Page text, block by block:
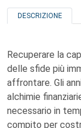
DESCRIZIONE
Recuperare la
delle sfide più
affrontare. Gli
alchimie
necessario in
compito per